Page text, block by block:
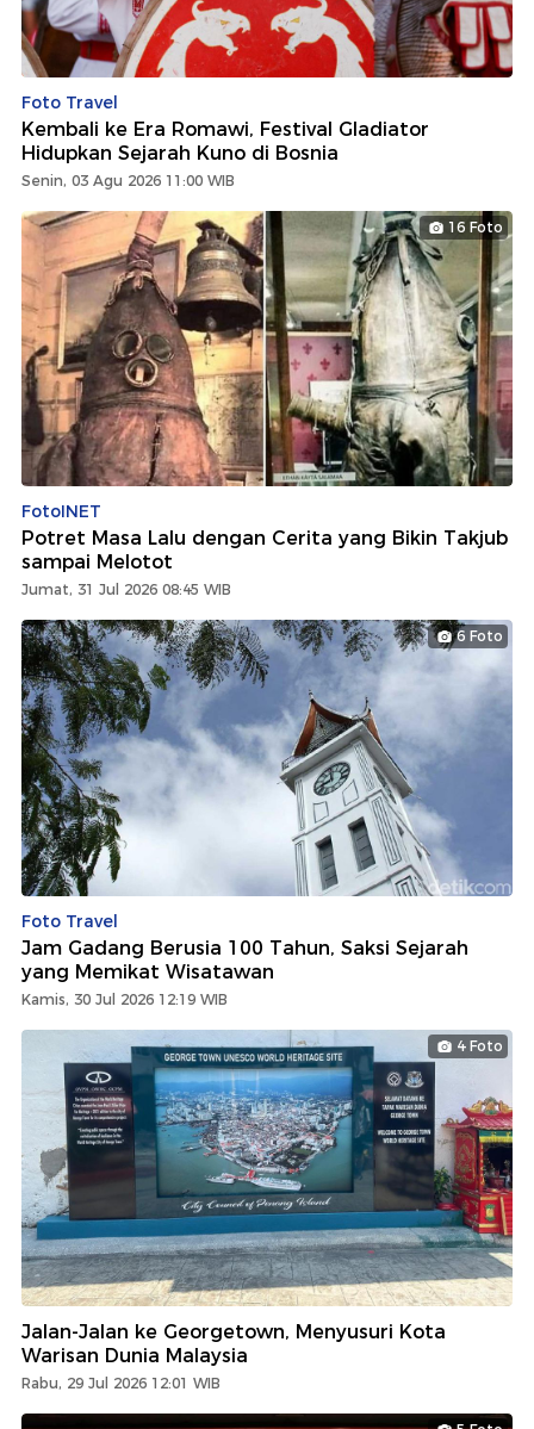
Foto Travel
Kembali ke Era Romawi, Festival Gladiator
Hidupkan Sejarah Kuno di Bosnia
Senin, 03 Agu 2026 11:00 WIB
16 Foto
FotoINET
Potret Masa Lalu dengan Cerita yang Bikin Takjub
sampai Melotot
Jumat, 31 Jul 2026 08:45 WIB
6 Foto
Foto Travel
Jam Gadang Berusia 100 Tahun, Saksi Sejarah
yang Memikat Wisatawan
Kamis, 30 Jul 2026 12:19 WIB
4 Foto
Jalan-Jalan ke Georgetown, Menyusuri Kota
Warisan Dunia Malaysia
Rabu, 29 Jul 2026 12:01 WIB